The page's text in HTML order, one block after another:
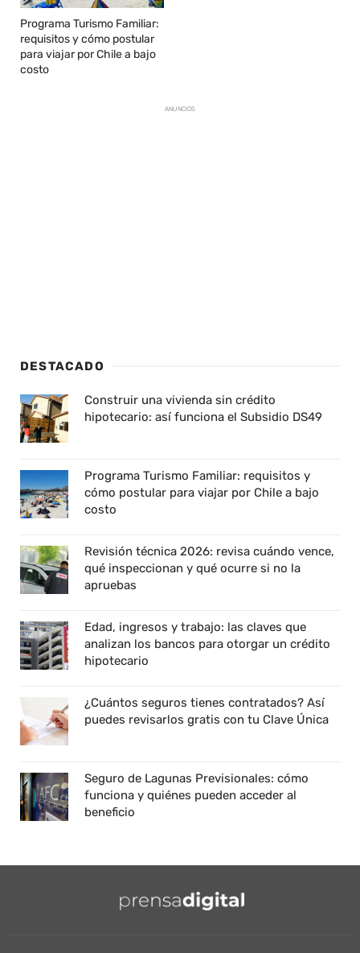
Programa Turismo Familiar:
requisitos y cómo postular
para viajar por Chile a bajo
costo
ANUNCIOS
DESTACADO
Construir una vivienda sin crédito
hipotecario: así funciona el Subsidio DS49
Programa Turismo Familiar: requisitos y
cómo postular para viajar por Chile a bajo
costo
Revisión técnica 2026: revisa cuándo vence,
qué inspeccionan y qué ocurre si no la
apruebas
Edad, ingresos y trabajo: las claves que
analizan los bancos para otorgar un crédito
hipotecario
¿Cuántos seguros tienes contratados? Así
puedes revisarlos gratis con tu Clave Única
Seguro de Lagunas Previsionales: cómo
funciona y quiénes pueden acceder al
beneficio